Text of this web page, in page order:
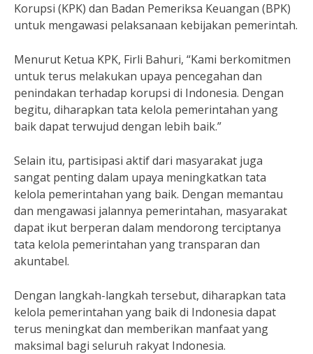
Korupsi (KPK) dan Badan Pemeriksa Keuangan (BPK)
untuk mengawasi pelaksanaan kebijakan pemerintah.
Menurut Ketua KPK, Firli Bahuri, “Kami berkomitmen
untuk terus melakukan upaya pencegahan dan
penindakan terhadap korupsi di Indonesia. Dengan
begitu, diharapkan tata kelola pemerintahan yang
baik dapat terwujud dengan lebih baik.”
Selain itu, partisipasi aktif dari masyarakat juga
sangat penting dalam upaya meningkatkan tata
kelola pemerintahan yang baik. Dengan memantau
dan mengawasi jalannya pemerintahan, masyarakat
dapat ikut berperan dalam mendorong terciptanya
tata kelola pemerintahan yang transparan dan
akuntabel.
Dengan langkah-langkah tersebut, diharapkan tata
kelola pemerintahan yang baik di Indonesia dapat
terus meningkat dan memberikan manfaat yang
maksimal bagi seluruh rakyat Indonesia.